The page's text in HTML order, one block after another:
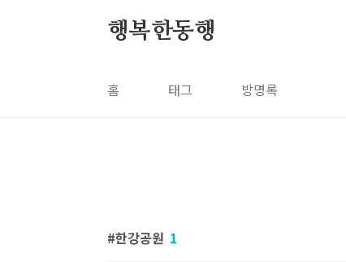
행복한동행
홈 태그 방명록
한강공원 1